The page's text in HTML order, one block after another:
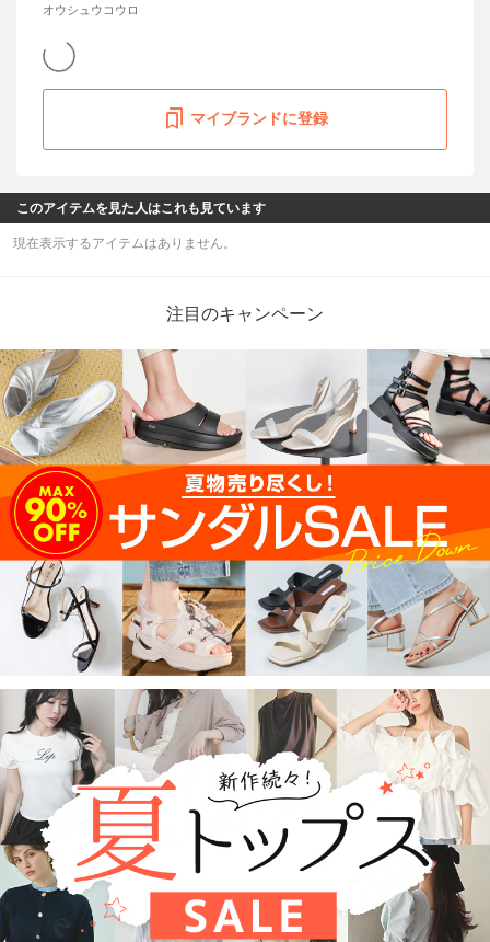
オウシュウコウロ
マイブランドに登録
このアイテムを見た人はこれも見ています
現在表示するアイテムはありません。
注目のキャンペーン